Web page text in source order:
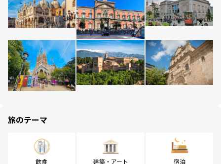
旅のテーマ
飲食 建築・アート 宿泊